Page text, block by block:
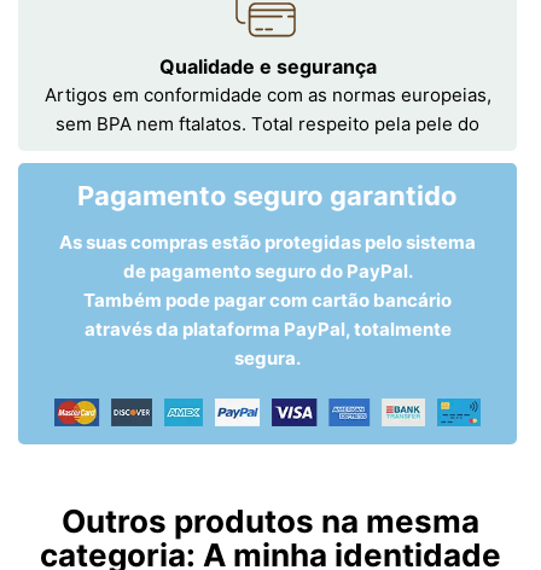
Qualidade e segurança
Artigos em conformidade com as normas europeias,
sem BPA nem ftalatos. Total respeito pela pele do
Pagamento seguro garantido
As suas compras estão protegidas pelo sistema
de pagamento seguro do PayPal.
Também pode pagar com cartão bancário
através da plataforma PayPal, totalmente
segura.
Outros produtos na mesma
categoria: A minha identidade